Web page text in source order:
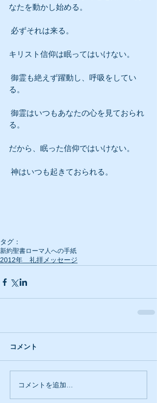
なたを動かし始める。
必ずそれは来る。
キリスト信仰は眠ってはいけない。
る。
る。
だから、眠った信仰ではいけない。
神はいつも起きておられる。
タグ：
新約聖書ローマ人への手紙
2012年 礼拝メッセージ
コメント
コメントを追加…